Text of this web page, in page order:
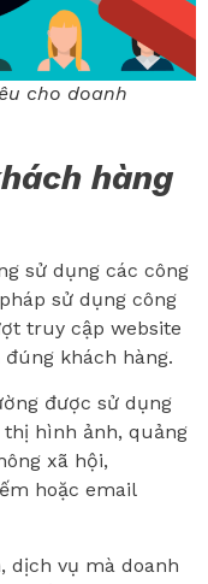
cho doanh
hàng
sử dụng các công
sử dụng công
truy cập website
khách hàng.
được sử dụng
hình ảnh, quảng
xã hội,
hoặc email
dịch vụ mà doanh